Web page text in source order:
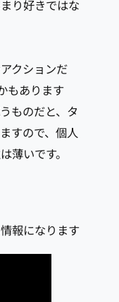
り好きではな
クションだ
もあります
ものだと、タ
すので、個人
薄いです。
報になります